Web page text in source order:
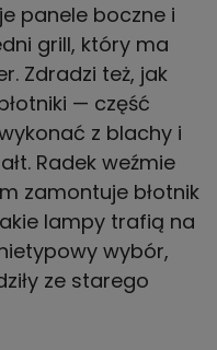
panele boczne i
grill, który ma
Zdradzi też, jak
— część
z blachy i
Radek weźmie
zamontuje błotnik
lampy trafią na
wybór,
ze starego